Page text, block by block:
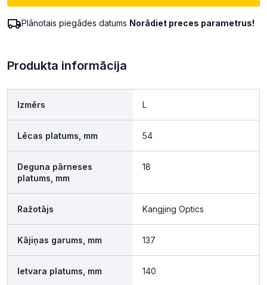
Plānotais piegādes datums Norādiet preces parametrus!
Produkta informācija
Izmērs L
Lēcas platums, mm 54
Deguna pārneses
platums, mm
18
Ražotājs Kangjing Optics
Kājiņas garums, mm 137
Ietvara platums, mm 140